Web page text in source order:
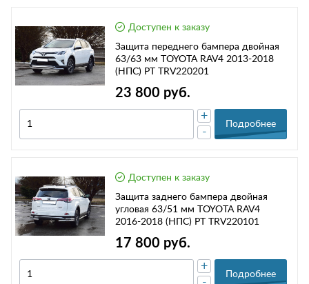
Доступен к заказу
Защита переднего бампера двойная
63/63 мм TOYOTA RAV4 2013-2018
(НПС) РТ TRV220201
23 800 руб.
-
+
Подробнее
Доступен к заказу
Защита заднего бампера двойная
угловая 63/51 мм TOYOTA RAV4
2016-2018 (НПС) РТ TRV220101
17 800 руб.
+
Подробнее